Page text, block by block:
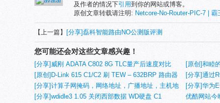
及作者的情况下引用到你的网站或博客。
原创文章转载请注明: Netcore-No-Router-PIC-7 |
【上一篇】 [分享]磊科智能路由NO公测版评测
您可能还会对这些文章感兴趣！
[分享]威刚 ADATA C802 8G TLC量产后速度对比
[原创]和睦
[原创]D-Link 615 C1/C2 刷 TEW – 632BRP 路由器
固件
[分享]通过
[分享]计算子网掩码，网络地址，广播地址，主机地
址以及之间的换算关系
[分享]华为
[分享]wdidle3 1.05 关闭西部数据 WD硬盘 C1
优酷网站今